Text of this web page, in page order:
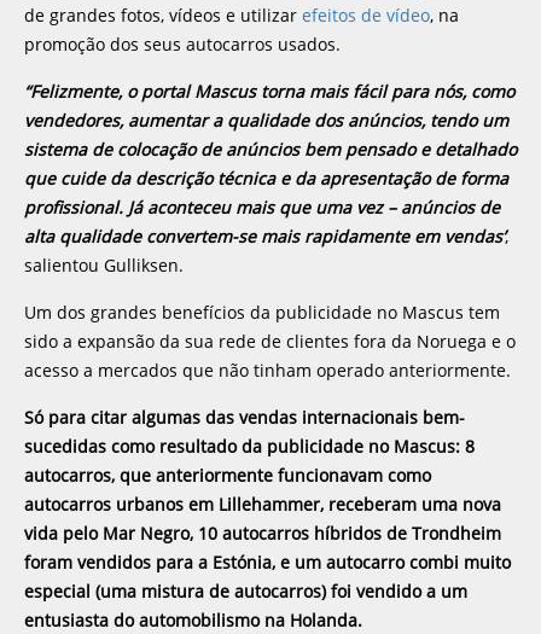
de grandes fotos, vídeos e utilizar efeitos de vídeo, na
promoção dos seus autocarros usados.
“Felizmente, o portal Mascus torna mais fácil para nós, como
vendedores, aumentar a qualidade dos anúncios, tendo um
sistema de colocação de anúncios bem pensado e detalhado
que cuide da descrição técnica e da apresentação de forma
profissional. Já aconteceu mais que uma vez – anúncios de
alta qualidade convertem-se mais rapidamente em vendas’,
salientou Gulliksen.
Um dos grandes benefícios da publicidade no Mascus tem
sido a expansão da sua rede de clientes fora da Noruega e o
acesso a mercados que não tinham operado anteriormente.
Só para citar algumas das vendas internacionais bem-
sucedidas como resultado da publicidade no Mascus: 8
autocarros, que anteriormente funcionavam como
autocarros urbanos em Lillehammer, receberam uma nova
vida pelo Mar Negro, 10 autocarros híbridos de Trondheim
foram vendidos para a Estónia, e um autocarro combi muito
especial (uma mistura de autocarros) foi vendido a um
entusiasta do automobilismo na Holanda.